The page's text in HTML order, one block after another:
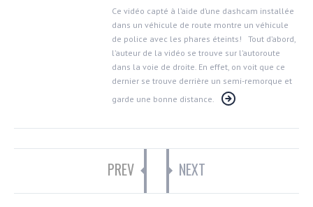
Ce vidéo capté à l’aide d’une dashcam installée
dans un véhicule de route montre un véhicule
de police avec les phares éteints! Tout d’abord,
l’auteur de la vidéo se trouve sur l’autoroute
dans la voie de droite. En effet, on voit que ce
dernier se trouve derrière un semi-remorque et
garde une bonne distance.
PREV NEXT